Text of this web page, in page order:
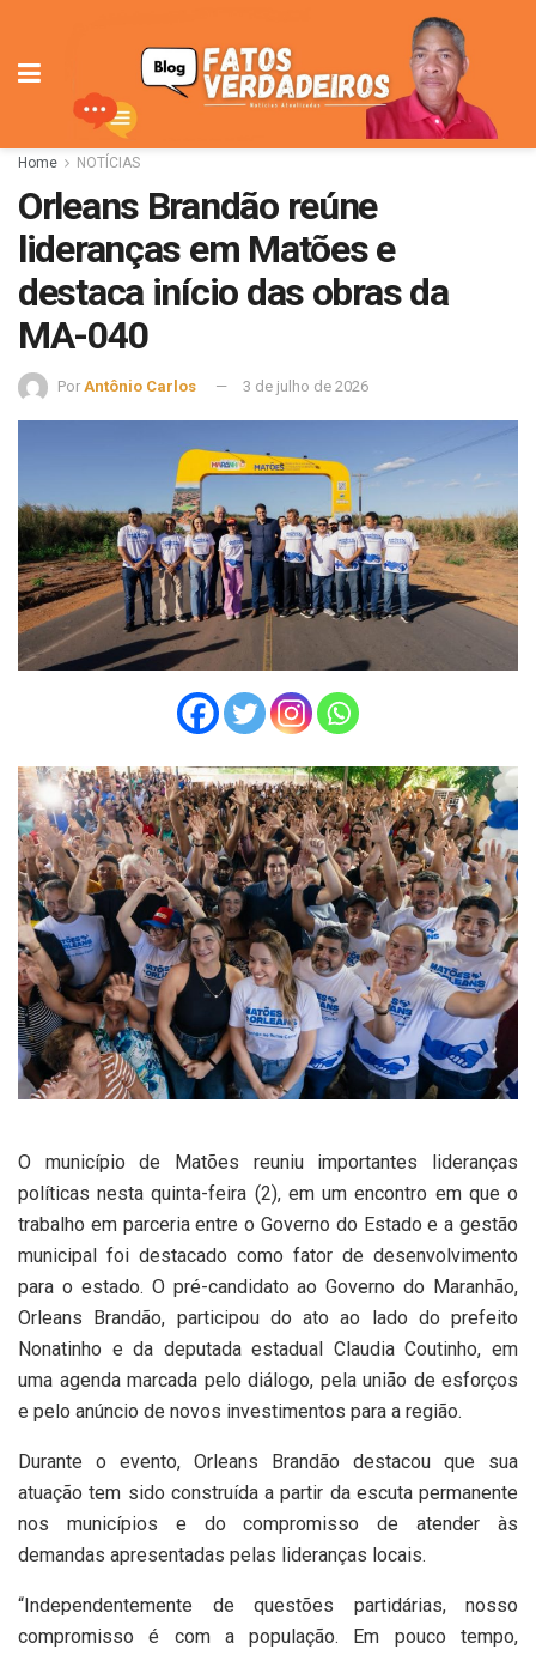
Home NOTÍCIAS
Orleans Brandão reúne
lideranças em Matões e
destaca início das obras da
MA-040
Por Antônio Carlos 3 de julho de 2026
O município de Matões reuniu importantes lideranças
políticas nesta quinta-feira (2), em um encontro em que o
trabalho em parceria entre o Governo do Estado e a gestão
municipal foi destacado como fator de desenvolvimento
para o estado. O pré-candidato ao Governo do Maranhão,
Orleans Brandão, participou do ato ao lado do prefeito
Nonatinho e da deputada estadual Claudia Coutinho, em
uma agenda marcada pelo diálogo, pela união de esforços
e pelo anúncio de novos investimentos para a região.
Durante o evento, Orleans Brandão destacou que sua
atuação tem sido construída a partir da escuta permanente
nos municípios e do compromisso de atender às
demandas apresentadas pelas lideranças locais.
“Independentemente de questões partidárias, nosso
compromisso é com a população. Em pouco tempo,